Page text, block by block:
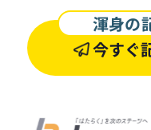
渾身の
今すぐ